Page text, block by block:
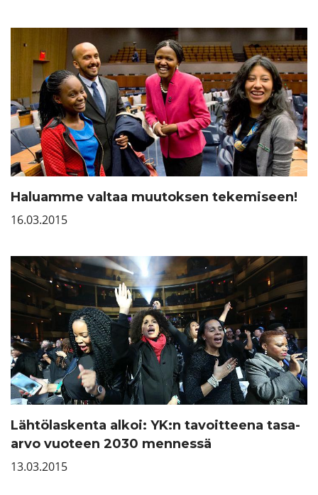
Haluamme valtaa muutoksen tekemiseen!
16.03.2015
Lähtölaskenta alkoi: YK:n tavoitteena tasa-
arvo vuoteen 2030 mennessä
13.03.2015